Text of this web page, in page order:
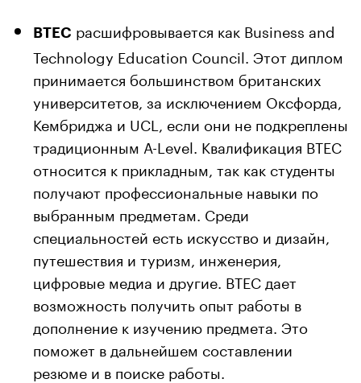
BTEC расшифровывается как Business and
Technology Education Council. Этот диплом
принимается большинством британских
университетов, за исключением Оксфорда,
Кембриджа и UCL, если они не подкреплены
традиционным A-Level. Квалификация BTEC
относится к прикладным, так как студенты
получают профессиональные навыки по
выбранным предметам. Среди
специальностей есть искусство и дизайн,
путешествия и туризм, инженерия,
цифровые медиа и другие. BTEC дает
возможность получить опыт работы в
дополнение к изучению предмета. Это
поможет в дальнейшем составлении
резюме и в поиске работы.